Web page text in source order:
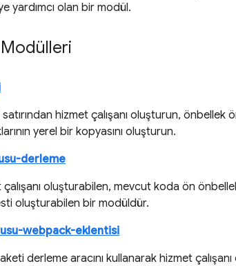
yardımcı olan bir modül.
hizmet çalışanı oluşturun,
yerel bir kopyasını oluşturun.
derleme
çalışanı oluşturabilen, mevcut koda ön
oluşturabilen bir modüldür.
webpack-eklentisi
derleme aracını kullanarak hizmet